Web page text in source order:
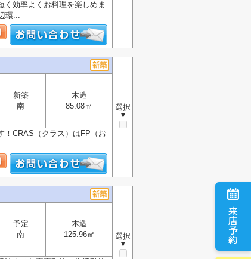
来店予約
効率よくお料理を楽しめま
環...
選択
▼
新築
南
木造
85.08㎡
！CRAS（クラス）はFP（お
選択
▼
予定
南
木造
125.96㎡